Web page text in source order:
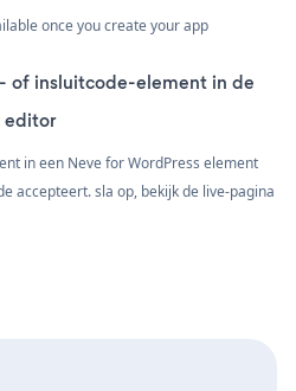
once you create your app
of insluitcode-element in de
editor
in een Neve for WordPress element
accepteert. sla op, bekijk de live-pagina